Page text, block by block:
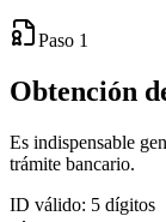
Paso 1
Obtención
Es indispensable
trámite bancario.
ID válido: 5 dígitos